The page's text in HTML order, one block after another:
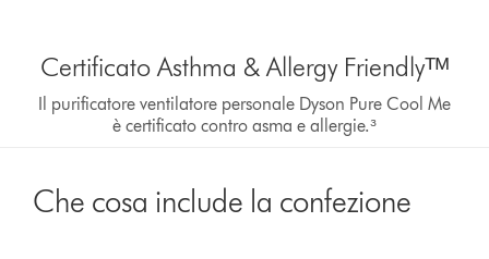
Certificato Asthma & Allergy Friendlyᵀᴹ
Il purificatore ventilatore personale Dyson Pure Cool Me
è certificato contro asma e allergie.³
Che cosa include la confezione